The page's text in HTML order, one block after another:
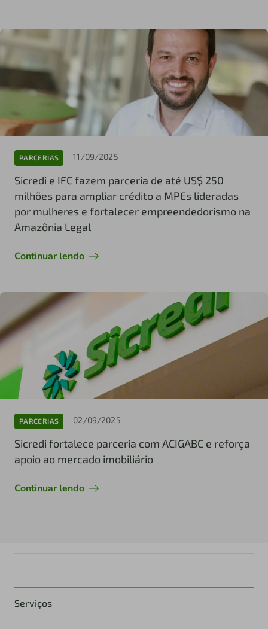
PARCERIAS 11/09/2025
Sicredi e IFC fazem parceria de até US$ 250
milhões para ampliar crédito a MPEs lideradas
por mulheres e fortalecer empreendedorismo na
Amazônia Legal
Continuar lendo
PARCERIAS 02/09/2025
Sicredi fortalece parceria com ACIGABC e reforça
apoio ao mercado imobiliário
Continuar lendo
Serviços